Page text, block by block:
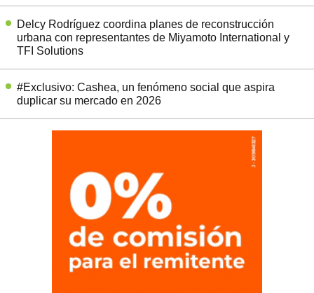
Delcy Rodríguez coordina planes de reconstrucción
urbana con representantes de Miyamoto International y
TFI Solutions
#Exclusivo: Cashea, un fenómeno social que aspira
duplicar su mercado en 2026